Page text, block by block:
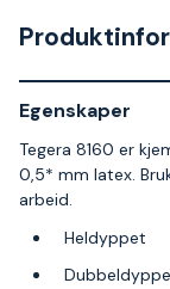
Egenskaper
Tegera 8160 er
0,5* mm latex.
arbeid.
Heldyppet